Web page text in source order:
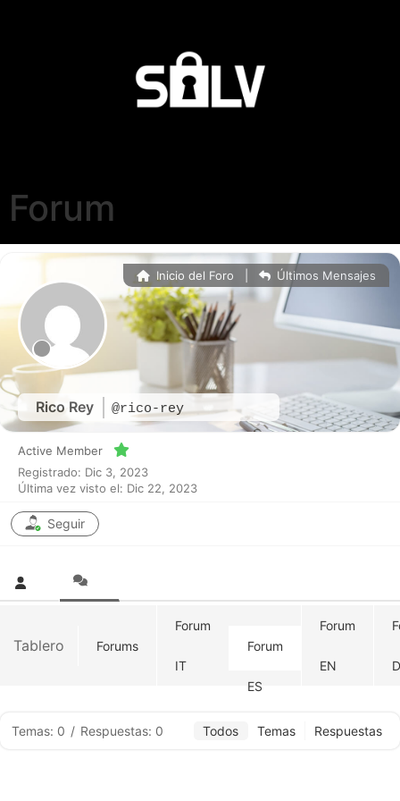
Forum
Rico Rey @rico-rey
Inicio del Foro Últimos Mensajes
Active Member
Registrado: Dic 3, 2023
Última vez visto el: Dic 22, 2023
Seguir
Tablero Forums
Forum
IT
Forum
ES
Forum
EN
Temas: 0 / Respuestas: 0 Todos Temas Respuestas